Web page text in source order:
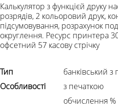
Калькулятор з функцієй друку
розрядів, 2 кольоровий друк,
підсумовування, розрахунок
округлення. Ресурс принтера
офсетний 57 касову стрічку
Тип
банківський з
Особливості
з печаткою
обчислення %